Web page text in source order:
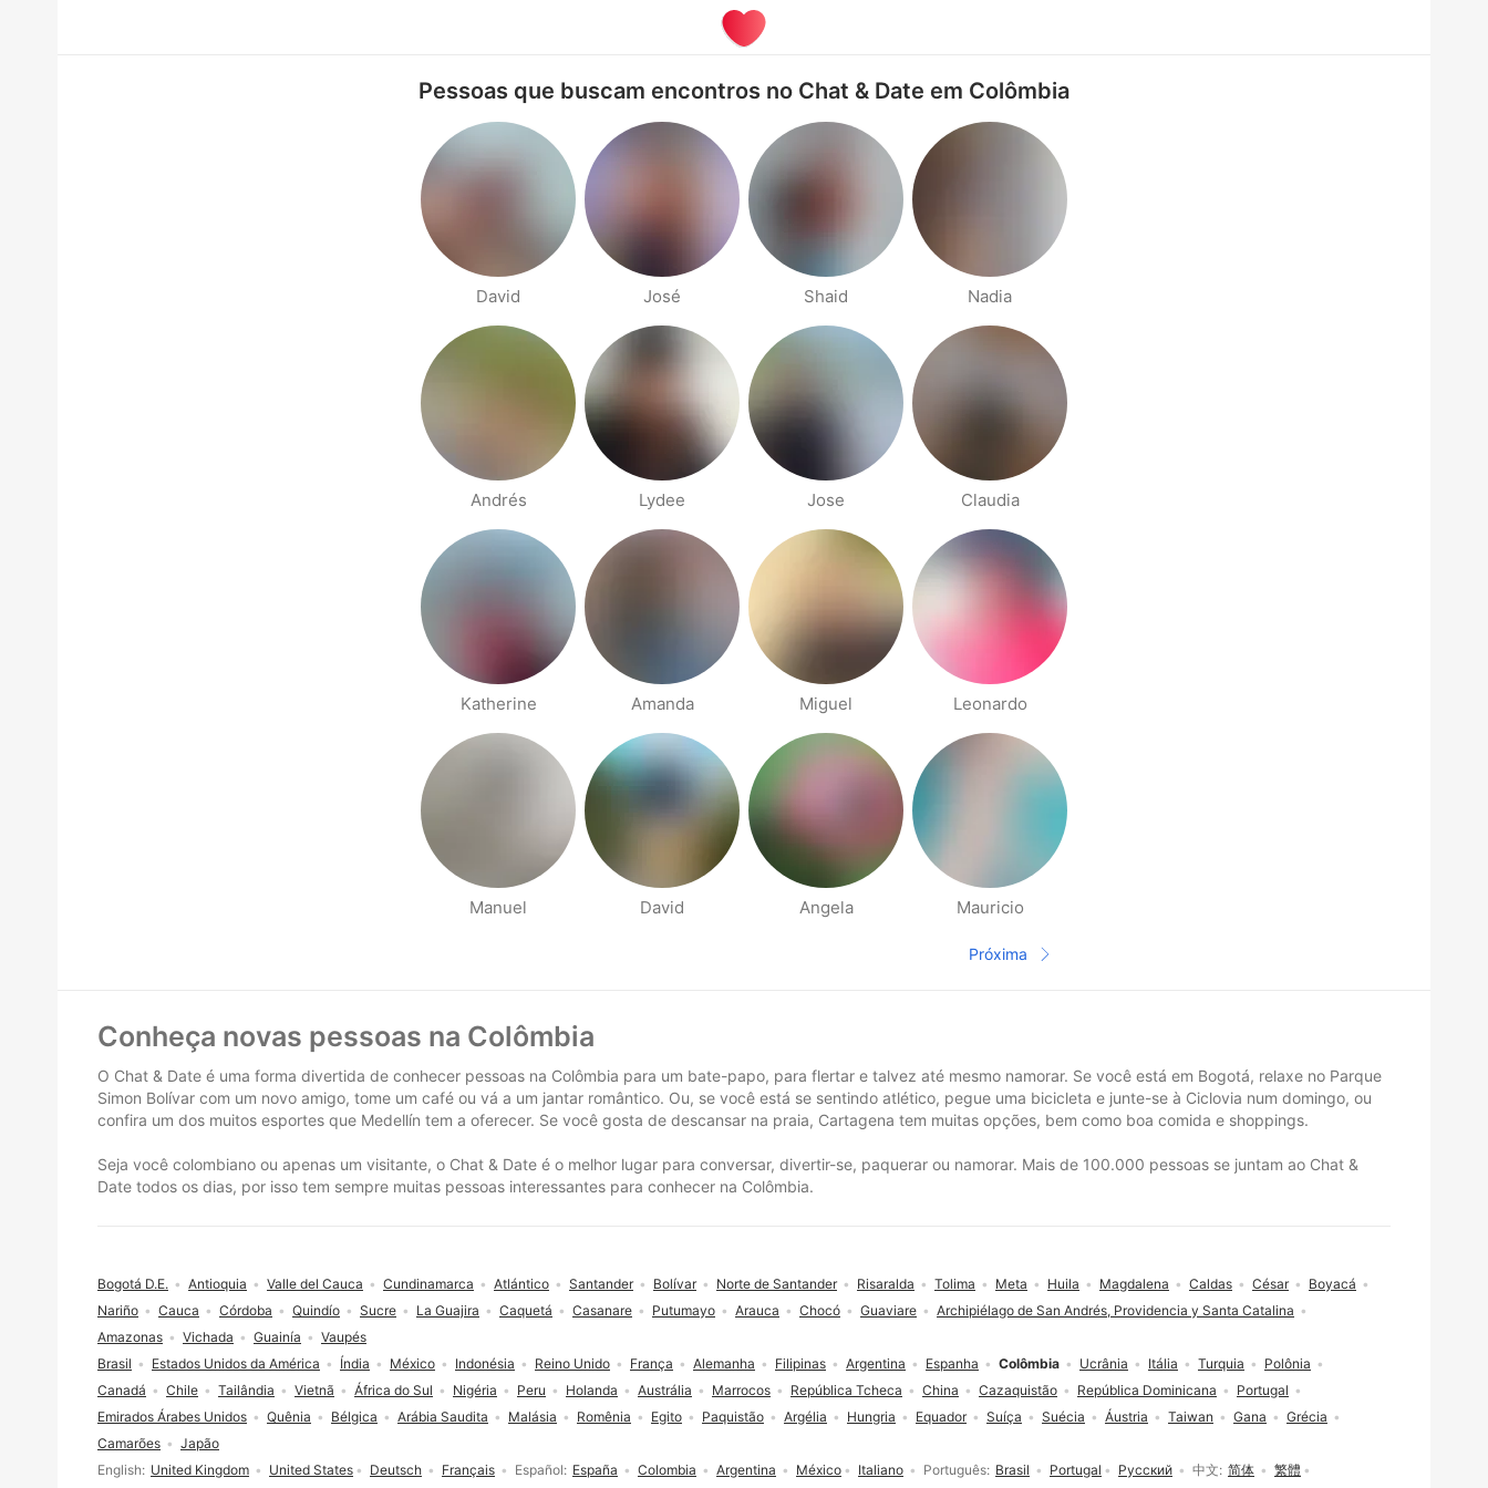
Pessoas que buscam encontros no Chat & Date em Colômbia
David José Shaid Nadia
Andrés Lydee Jose Claudia
Katherine Amanda Miguel Leonardo
Manuel David Angela Mauricio
Página seguinte
Próxima
Conheça novas pessoas na Colômbia
O Chat & Date é uma forma divertida de conhecer pessoas na Colômbia para um bate-papo, para flertar e talvez até mesmo namorar. Se você está em Bogotá, relaxe no Parque
Simon Bolívar com um novo amigo, tome um café ou vá a um jantar romântico. Ou, se você está se sentindo atlético, pegue uma bicicleta e junte-se à Ciclovia num domingo, ou
confira um dos muitos esportes que Medellín tem a oferecer. Se você gosta de descansar na praia, Cartagena tem muitas opções, bem como boa comida e shoppings.
Seja você colombiano ou apenas um visitante, o Chat & Date é o melhor lugar para conversar, divertir-se, paquerar ou namorar. Mais de 100.000 pessoas se juntam ao Chat &
Date todos os dias, por isso tem sempre muitas pessoas interessantes para conhecer na Colômbia.
Seleção de idioma
English United Kingdom United States Deutsch Français Español España Colombia Argentina México Italiano Português Brasil Portugal Русский 中文 简体 繁體
Brasil Estados Unidos da América Índia México Indonésia Reino Unido França Alemanha Filipinas Argentina Espanha Colômbia Ucrânia Itália Turquia
Polônia
Canadá
Chile Tailândia Vietnã África do Sul Nigéria Peru Holanda Austrália Marrocos República Tcheca China Cazaquistão República Dominicana
Portugal
Emirados Árabes Unidos
Quênia Bélgica Arábia Saudita Malásia Romênia Egito Paquistão Argélia Hungria Equador Suíça Suécia Áustria Taiwan Gana
Grécia
Camarões
Japão
Bogotá D.E. Antioquia Valle del Cauca Cundinamarca Atlántico Santander Bolívar Norte de Santander Risaralda Tolima Meta Huila Magdalena Caldas César
Boyacá
Nariño
Cauca Córdoba Quindío Sucre La Guajira Caquetá Casanare Putumayo Arauca Chocó Guaviare
Archipiélago de San Andrés, Providencia y Santa Catalina
Amazonas
Vichada Guainía Vaupés